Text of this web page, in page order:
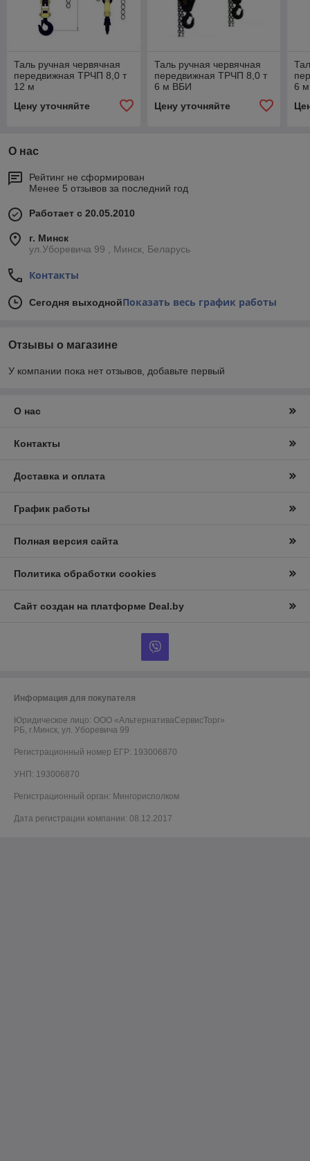
Таль ручная червячная
передвижная ТРЧП 8,0 т
12 м
Цену уточняйте
Таль ручная червячная
передвижная ТРЧП 8,0 т
6 м ВБИ
Цену уточняйте
6 м
О нас
Рейтинг не сформирован
Менее 5 отзывов за последний год
Работает с 20.05.2010
г. Минск
ул.Уборевича 99 , Минск, Беларусь
Контакты
Сегодня выходнойПоказать весь график работы
Отзывы о магазине
У компании пока нет отзывов, добавьте первый
О нас
Контакты
Доставка и оплата
График работы
Полная версия сайта
Политика обработки cookies
Сайт создан на платформе Deal.by
Информация для покупателя
Юридическое лицо: ООО «АльтернативаСервисТорг»
РБ, г.Минск, ул. Уборевича 99
Регистрационный номер ЕГР: 193006870
УНП: 193006870
Регистрационный орган: Мингорисполком
Дата регистрации компании: 08.12.2017